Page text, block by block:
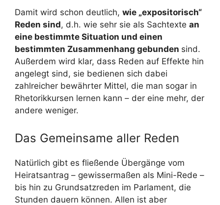
Damit wird schon deutlich, wie „expositorisch“
Reden sind, d.h. wie sehr sie als Sachtexte an
eine bestimmte Situation und einen
bestimmten Zusammenhang gebunden sind.
Außerdem wird klar, dass Reden auf Effekte hin
angelegt sind, sie bedienen sich dabei
zahlreicher bewährter Mittel, die man sogar in
Rhetorikkursen lernen kann – der eine mehr, der
andere weniger.
Das Gemeinsame aller Reden
Natürlich gibt es fließende Übergänge vom
Heiratsantrag – gewissermaßen als Mini-Rede –
bis hin zu Grundsatzreden im Parlament, die
Stunden dauern können. Allen ist aber